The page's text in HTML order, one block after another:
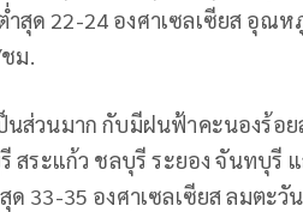
ด 22-24 องศาเซลเซียส อุณห
ม.
นส่วนมาก กับมีฝนฟ้าคะนองร้อ
สระแก้ว ชลบุรี ระยอง จันทบุ
33-35 องศาเซลเซียส ลมตะวั